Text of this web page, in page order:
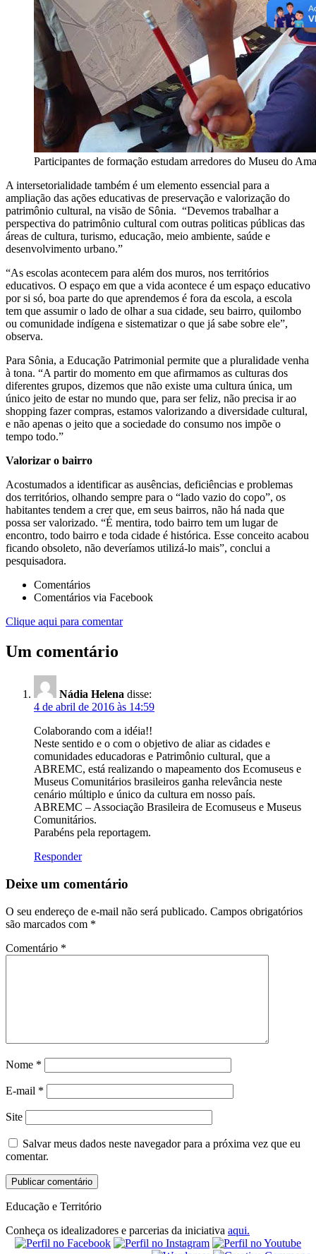
Participantes de formação estudam arredores do Museu do
A intersetorialidade também é um elemento essencial para a
ampliação das ações educativas de preservação e valorização do
patrimônio cultural, na visão de Sônia. “Devemos trabalhar a
perspectiva do patrimônio cultural com outras politicas públicas das
áreas de cultura, turismo, educação, meio ambiente, saúde e
desenvolvimento urbano.”
“As escolas acontecem para além dos muros, nos territórios
educativos. O espaço em que a vida acontece é um espaço educativo
por si só, boa parte do que aprendemos é fora da escola, a escola
tem que assumir o lado de olhar a sua cidade, seu bairro, quilombo
ou comunidade indígena e sistematizar o que já sabe sobre ele”,
observa.
Para Sônia, a Educação Patrimonial permite que a pluralidade venha
à tona. “A partir do momento em que afirmamos as culturas dos
diferentes grupos, dizemos que não existe uma cultura única, um
único jeito de estar no mundo que, para ser feliz, não precisa ir ao
shopping fazer compras, estamos valorizando a diversidade cultural,
e não apenas o jeito que a sociedade do consumo nos impõe o
tempo todo.”
Valorizar o bairro
Acostumados a identificar as ausências, deficiências e problemas
dos territórios, olhando sempre para o “lado vazio do copo”, os
habitantes tendem a crer que, em seus bairros, não há nada que
possa ser valorizado. “É mentira, todo bairro tem um lugar de
encontro, todo bairro e toda cidade é histórica. Esse conceito acabou
ficando obsoleto, não deveríamos utilizá-lo mais”, conclui a
pesquisadora.
Comentários
Comentários via Facebook
Clique aqui para comentar
Um comentário
Nádia Helena disse:
4 de abril de 2016 às 14:59
Colaborando com a idéia!!
Neste sentido e o com o objetivo de aliar as cidades e
comunidades educadoras e Patrimônio cultural, que a
ABREMC, está realizando o mapeamento dos Ecomuseus e
Museus Comunitários brasileiros ganha relevância neste
cenário múltiplo e único da cultura em nosso país.
ABREMC – Associação Brasileira de Ecomuseus e Museus
Comunitários.
Parabéns pela reportagem.
Responder
Deixe um comentário
O seu endereço de e-mail não será publicado. Campos obrigatórios
são marcados com *
Comentário *
Nome *
E-mail *
Site
Salvar meus dados neste navegador para a próxima vez que eu
comentar.
Educação e Território
Conheça os idealizadores e parcerias da iniciativa aqui.